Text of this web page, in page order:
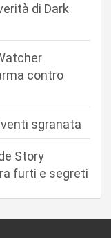
di Dark
contro
sgranata
Story
furti e segreti